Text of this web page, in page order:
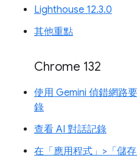
Lighthouse 12.3.0
其他重點
Chrome 132
使用 Gemini 偵錯網路
錄
查看 AI 對話記錄
在「應用程式」>「儲